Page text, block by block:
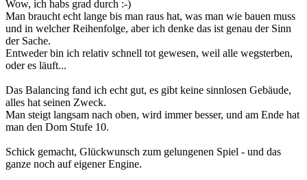
Wow, ich habs grad durch :-)
Man braucht echt lange bis man raus hat, was man wie bauen muss
und in welcher Reihenfolge, aber ich denke das ist genau der Sinn
der Sache.
Entweder bin ich relativ schnell tot gewesen, weil alle wegsterben,
oder es läuft...
Das Balancing fand ich echt gut, es gibt keine sinnlosen Gebäude,
alles hat seinen Zweck.
Man steigt langsam nach oben, wird immer besser, und am Ende hat
man den Dom Stufe 10.
Schick gemacht, Glückwunsch zum gelungenen Spiel - und das
ganze noch auf eigener Engine.